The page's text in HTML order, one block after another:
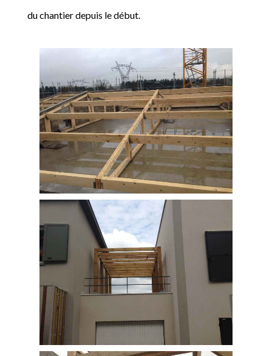
du chantier depuis le début.